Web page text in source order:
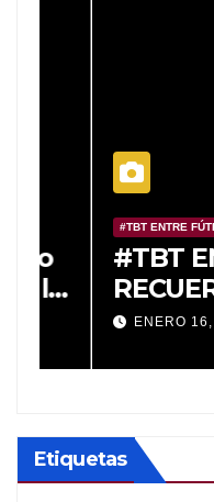
#TBT ENTRE FÚTBOL Y
#TBT
ENERO 16, 2020
Etiquetas